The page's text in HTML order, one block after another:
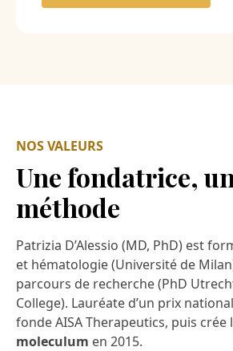
NOS VALEURS
Une fondatrice,
méthode
Patrizia D’Alessio (MD, PhD) est
et hématologie (Université de
parcours de recherche (PhD
College). Lauréate d’un prix
fonde AISA Therapeutics, puis crée
moleculum en 2015.